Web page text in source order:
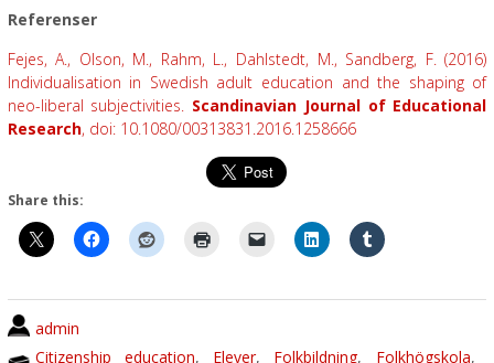
Referenser
Fejes, A., Olson, M., Rahm, L., Dahlstedt, M., Sandberg, F. (2016)
Individualisation in Swedish adult education and the shaping of
neo-liberal subjectivities. Scandinavian Journal of Educational
Research, doi: 10.1080/00313831.2016.1258666
Share this:
admin
Citizenship education, Elever, Folkbildning, Folkhögskola,